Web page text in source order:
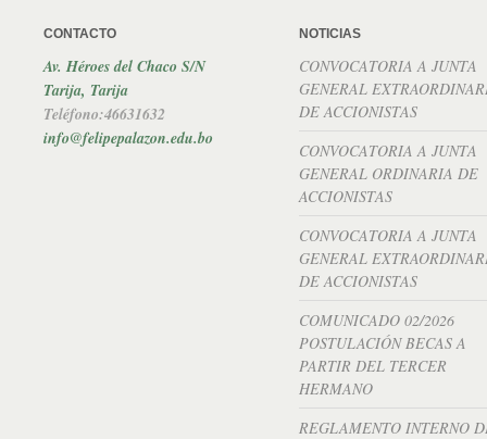
CONTACTO
Av. Héroes del Chaco S/N
Tarija, Tarija
Teléfono:46631632
info@felipepalazon.edu.bo
NOTICIAS
CONVOCATORIA A JUNTA
GENERAL
DE ACCIONISTAS
CONVOCATORIA A JUNTA
GENERAL ORDINARIA DE
ACCIONISTAS
CONVOCATORIA A JUNTA
GENERAL
DE ACCIONISTAS
COMUNICADO 02/2026
POSTULACIÓN BECAS A
PARTIR DEL TERCER
HERMANO
REGLAMENTO INTERNO